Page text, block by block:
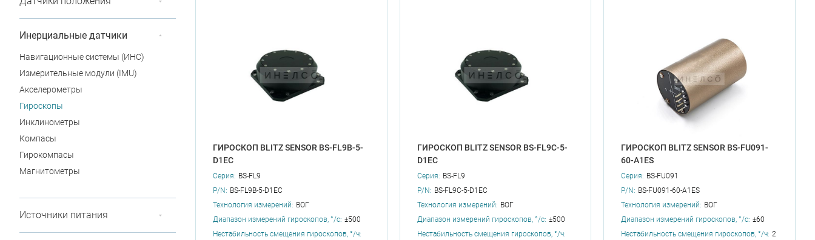
Ударостойкость, g
Входное напряжение питания, В Подключение
Входное напряжение, min, В Разрешение гироскопов, °/с Полоса пропускания гироскопов, Гц
ГИРОСКОП BLITZ SENSOR BS-FL9B-5-
D1EC
Серия: BS-FL9
P/N: BS-FL9B-5-D1EC
Технология измерений: ВОГ
Диапазон измерений гироскопов, °/с: ±500
Нестабильность смещения гироскопов, °/ч:
ГИРОСКОП BLITZ SENSOR BS-FL9C-5-
D1EC
Серия: BS-FL9
P/N: BS-FL9C-5-D1EC
Технология измерений: ВОГ
Диапазон измерений гироскопов, °/с: ±500
Нестабильность смещения гироскопов, °/ч:
ГИРОСКОП BLITZ SENSOR BS-FU091-
60-A1ES
Серия: BS-FU091
P/N: BS-FU091-60-A1ES
Технология измерений: ВОГ
Диапазон измерений гироскопов, °/с: ±60
Нестабильность смещения гироскопов, °/ч: 2
Инерциальные датчики
Навигационные системы (ИНС)
Измерительные модули (IMU)
Акселерометры
Гироскопы
Инклинометры
Компасы
Гирокомпасы
Магнитометры
Источники питания